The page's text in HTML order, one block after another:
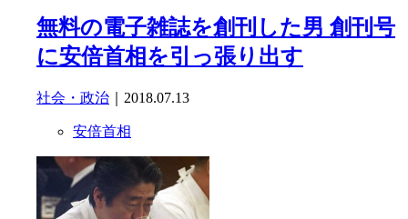
無料の電子雑誌を創刊した男 創刊号
に安倍首相を引っ張り出す
社会・政治 ｜2018.07.13
安倍首相